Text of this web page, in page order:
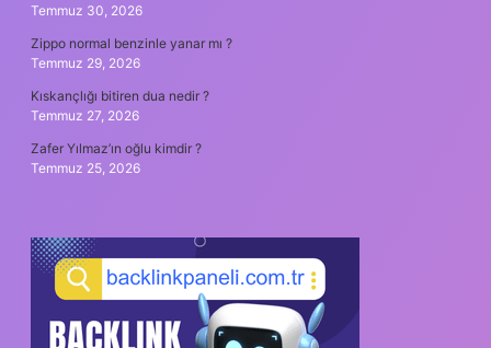
Temmuz 30, 2026
Zippo normal benzinle yanar mı ?
Temmuz 29, 2026
Kıskançlığı bitiren dua nedir ?
Temmuz 27, 2026
Zafer Yılmaz’ın oğlu kimdir ?
Temmuz 25, 2026